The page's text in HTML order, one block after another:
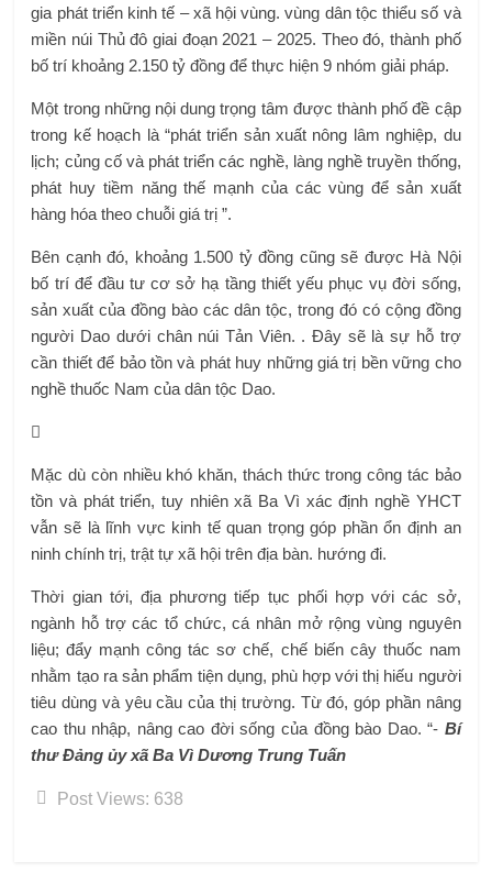
gia phát triển kinh tế – xã hội vùng. vùng dân tộc thiểu số và
miền núi Thủ đô giai đoạn 2021 – 2025. Theo đó, thành phố
bố trí khoảng 2.150 tỷ đồng để thực hiện 9 nhóm giải pháp.
Một trong những nội dung trọng tâm được thành phố đề cập
trong kế hoạch là “phát triển sản xuất nông lâm nghiệp, du
lịch; củng cố và phát triển các nghề, làng nghề truyền thống,
phát huy tiềm năng thế mạnh của các vùng để sản xuất
hàng hóa theo chuỗi giá trị ”.
Bên cạnh đó, khoảng 1.500 tỷ đồng cũng sẽ được Hà Nội
bố trí để đầu tư cơ sở hạ tầng thiết yếu phục vụ đời sống,
sản xuất của đồng bào các dân tộc, trong đó có cộng đồng
người Dao dưới chân núi Tản Viên. . Đây sẽ là sự hỗ trợ
cần thiết để bảo tồn và phát huy những giá trị bền vững cho
nghề thuốc Nam của dân tộc Dao.
Mặc dù còn nhiều khó khăn, thách thức trong công tác bảo
tồn và phát triển, tuy nhiên xã Ba Vì xác định nghề YHCT
vẫn sẽ là lĩnh vực kinh tế quan trọng góp phần ổn định an
ninh chính trị, trật tự xã hội trên địa bàn. hướng đi.
Thời gian tới, địa phương tiếp tục phối hợp với các sở,
ngành hỗ trợ các tổ chức, cá nhân mở rộng vùng nguyên
liệu; đẩy mạnh công tác sơ chế, chế biến cây thuốc nam
nhằm tạo ra sản phẩm tiện dụng, phù hợp với thị hiếu người
tiêu dùng và yêu cầu của thị trường. Từ đó, góp phần nâng
cao thu nhập, nâng cao đời sống của đồng bào Dao. “- Bí
thư Đảng ủy xã Ba Vì Dương Trung Tuấn
Post Views: 638